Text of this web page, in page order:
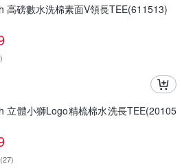
高磅數水洗棉素面V領長TEE(611513)
)
立體小獅Logo精梳棉水洗長TEE(20105
(27)